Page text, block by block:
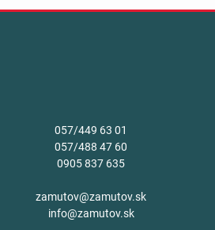
057/449 63 01
057/488 47 60
0905 837 635
zamutov@zamutov.sk
info@zamutov.sk